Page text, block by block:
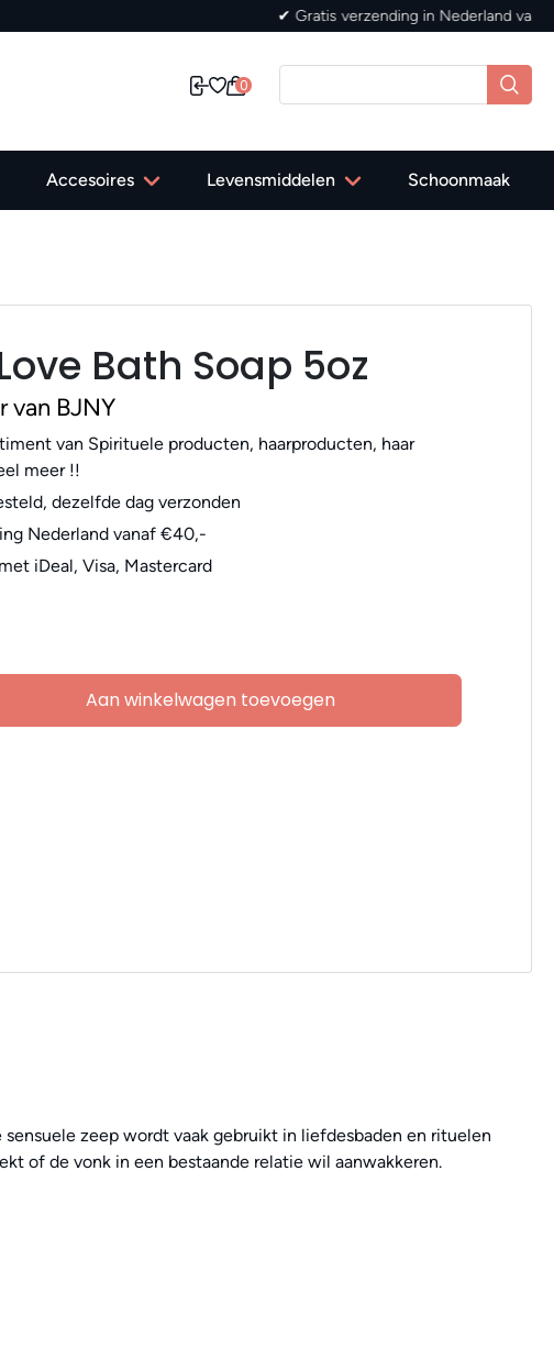
✔ Gratis verzending in
0
Accesoires Levensmiddelen Schoonmaak
Bath Soap 5oz
van BJNY
van Spirituele producten, haarproducten, haar
meer !!
dezelfde dag verzonden
Nederland vanaf €40,-
iDeal, Visa, Mastercard
Aan winkelwagen toevoegen
zeep wordt vaak gebruikt in liefdesbaden en rituelen
of de vonk in een bestaande relatie wil aanwakkeren.